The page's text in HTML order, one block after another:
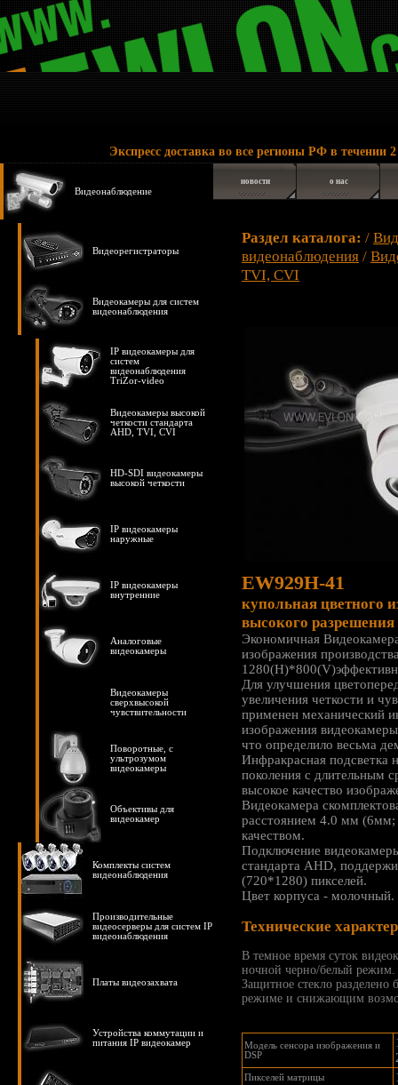
Экспресс доставка во все регионы РФ в течении 2 - 6
Видеонаблюдение
Видеорегистраторы
Видеокамеры для систем
видеонаблюдения
IP видеокамеры для
систем
видеонаблюдения
TriZor-video
Видеокамеры высокой
четкости стандарта
AHD, TVI, CVI
HD-SDI видеокамеры
высокой четкости
IP видеокамеры
наружные
IP видеокамеры
внутренние
Аналоговые
видеокамеры
Видеокамеры
сверхвысокой
чувствительности
Поворотные, с
ультрозумом
видеокамеры
Объективы для
видеокамер
Комплекты систем
видеонаблюдения
Производительные
видеосерверы для систем IP
видеонаблюдения
Платы видеозахвата
Устройства коммутации и
питания IP видеокамер
новости о нас
Раздел каталога: /
видеонаблюдения /
TVI, CVI
EW929H-41
купольная цветного
высокого разрешения
Экономичная
изображения
Для улучшения
увеличения четкости и
применен механический
изображения
что определило весьма
Инфракрасная
поколения с длительным
высокое качество
Видеокамера
расстоянием 4.0 мм
качеством.
Подключение
стандарта AHD,
(720*1280) пикселей.
Цвет корпуса - молочный.
Технические
В темное время суток
ночной черно/белый
Защитное стекло
режиме и снижающим
Модель сенсора изображения и
DSP
Пикселей матрицы